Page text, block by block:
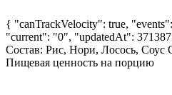
{ "canTrackVelocity": true,
"current": "0", "updatedAt":
Состав: Рис, Нори, Лосось, Соус
Пищевая ценность на порцию